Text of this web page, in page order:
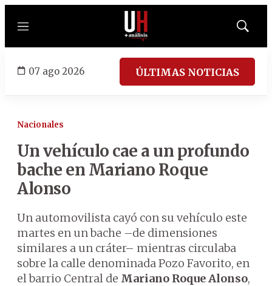
Menú
Mostrar
07 ago 2026 ÚLTIMAS NOTICIAS
Nacionales
Un vehículo cae a un profundo
bache en Mariano Roque
Alonso
Un automovilista cayó con su vehículo este
martes en un bache –de dimensiones
similares a un cráter– mientras circulaba
sobre la calle denominada Pozo Favorito, en
el barrio Central de Mariano Roque Alonso,